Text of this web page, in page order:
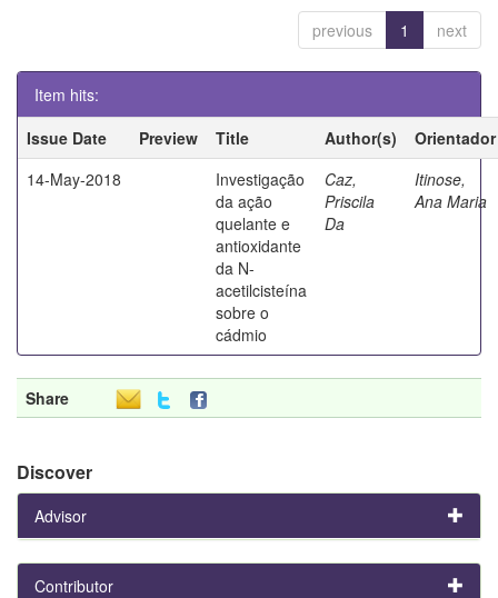
previous 1 next
Item hits:
Issue Date
Preview Title Author(s)
Orientador
14-May-2018
Investigação
da ação
quelante e
antioxidante
da N-
acetilcisteína
sobre o
cádmio
Caz,
Priscila
Da
Itinose,
Ana Maria
Share
Discover
Advisor
Contributor